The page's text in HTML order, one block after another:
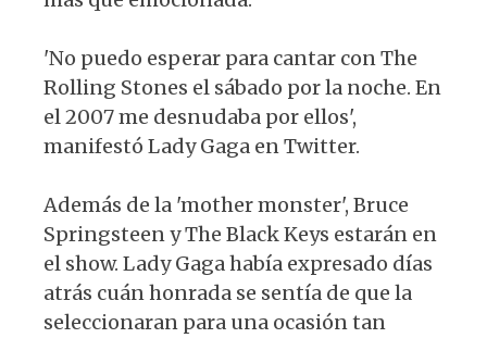
'No puedo esperar para cantar con The
Rolling Stones el sábado por la noche. En
el 2007 me desnudaba por ellos',
manifestó Lady Gaga en Twitter.
Además de la 'mother monster', Bruce
Springsteen y The Black Keys estarán en
el show. Lady Gaga había expresado días
atrás cuán honrada se sentía de que la
seleccionaran para una ocasión tan